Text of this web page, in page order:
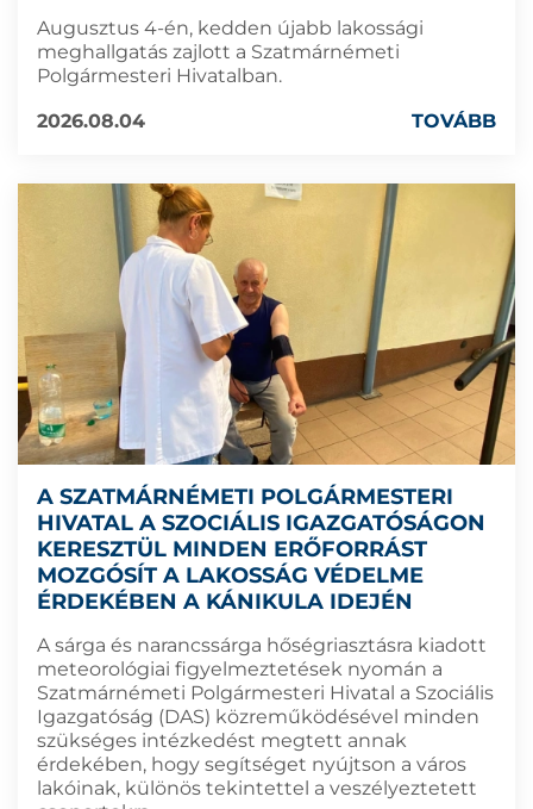
Augusztus 4-én, kedden újabb lakossági
meghallgatás zajlott a Szatmárnémeti
Polgármesteri Hivatalban.
2026.08.04
TOVÁBB
A SZATMÁRNÉMETI POLGÁRMESTERI
HIVATAL A SZOCIÁLIS IGAZGATÓSÁGON
KERESZTÜL MINDEN ERŐFORRÁST
MOZGÓSÍT A LAKOSSÁG VÉDELME
ÉRDEKÉBEN A KÁNIKULA IDEJÉN
A sárga és narancssárga hőségriasztásra kiadott
meteorológiai figyelmeztetések nyomán a
Szatmárnémeti Polgármesteri Hivatal a Szociális
Igazgatóság (DAS) közreműködésével minden
szükséges intézkedést megtett annak
érdekében, hogy segítséget nyújtson a város
lakóinak, különös tekintettel a veszélyeztetett